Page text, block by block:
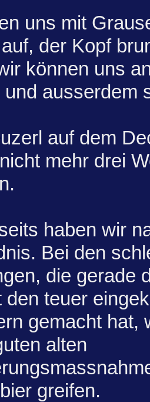
uns mit
der Kopf
können uns
und ausserdem
auf dem
mehr drei
haben wir
Bei den
die gerade
den teuer
gemacht hat,
alten
greifen.